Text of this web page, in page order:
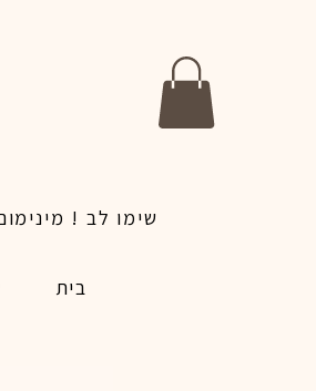
בית